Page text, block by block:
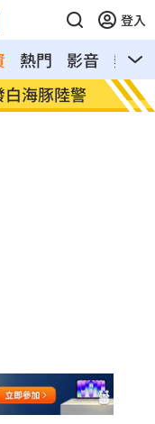
登入
熱門 影音
熱搜
海豚陸警
印度
機